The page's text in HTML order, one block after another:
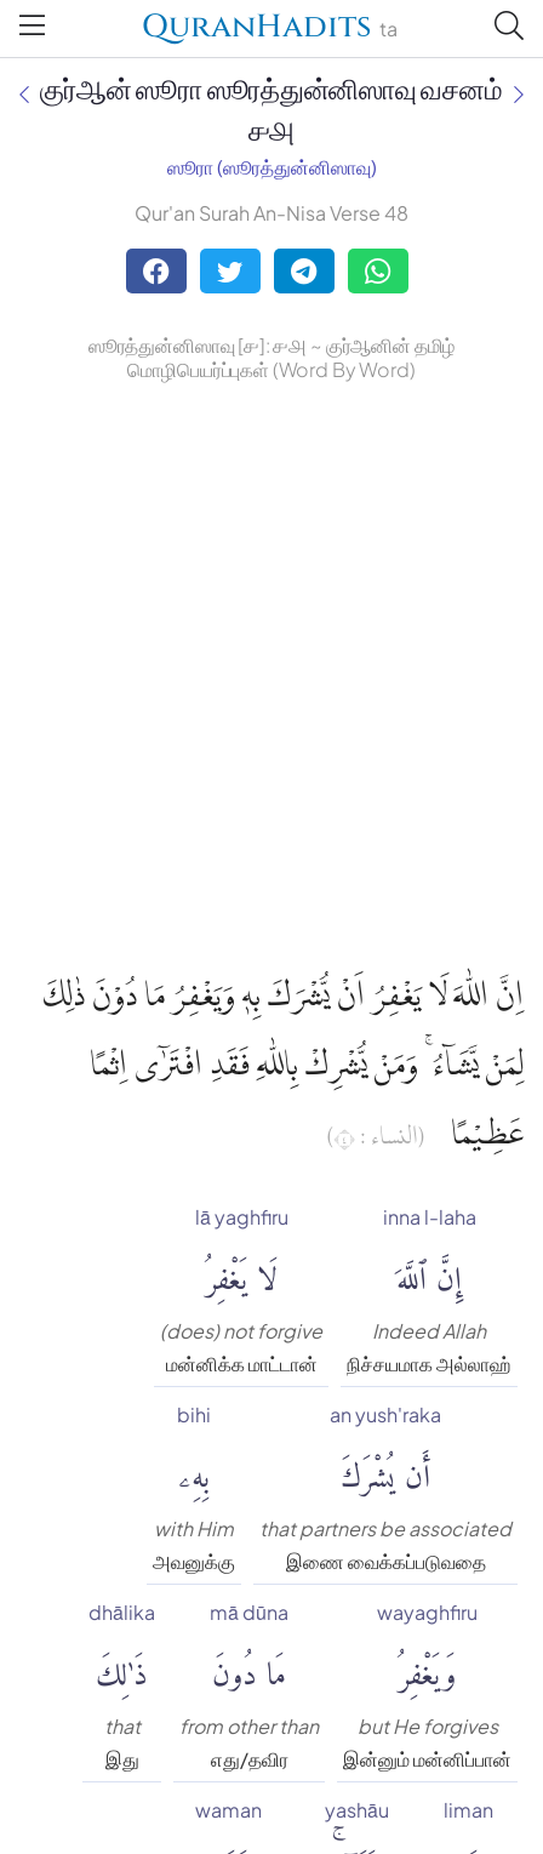
QuranHadits ta
Jan Trust Foundation
Mufti Omar Sheriff Qasimi,
குர்ஆன் ஸூரா ஸூரத்துன்னிஸாவு வசனம்
௪௮
ஸூரா (ஸூரத்துன்னிஸாவு)
Qur'an Surah An-Nisa Verse 48
ஸூரத்துன்னிஸாவு [௪]: ௪௮ ~ குர்ஆனின் தமிழ்
மொழிபெயர்ப்புகள் (Word By Word)
اِنَّ اللّٰهَ لَا يَغْفِرُ اَنْ يُّشْرَكَ بِهٖ وَيَغْفِرُ مَا دُوْنَ ذٰلِكَ
لِمَنْ يَّشَاۤءُ ۚ وَمَنْ يُّشْرِكْ بِاللّٰهِ فَقَدِ افْتَرٰٓى اِثْمًا
عَظِيْمًا
(النساء : ٤)
inna l-laha
إِنَّ ٱللَّهَ
Indeed Allah
நிச்சயமாக அல்லாஹ்
lā yaghfiru
لَا يَغْفِرُ
(does) not forgive
மன்னிக்க மாட்டான்
an yush'raka
أَن يُشْرَكَ
that partners be associated
இணை வைக்கப்படுவதை
bihi
بِهِۦ
with Him
அவனுக்கு
wayaghfiru
وَيَغْفِرُ
but He forgives
இன்னும் மன்னிப்பான்
mā dūna
مَا دُونَ
from other than
எது/தவிர
dhālika
ذَٰلِكَ
that
இது
liman
yashāu
waman